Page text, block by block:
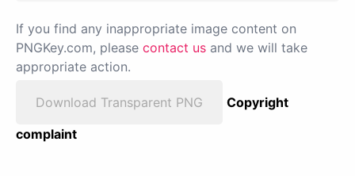
If you find any inappropriate image content on
PNGKey.com, please contact us and we will take
appropriate action.
Download Transparent PNG
Copyright
complaint